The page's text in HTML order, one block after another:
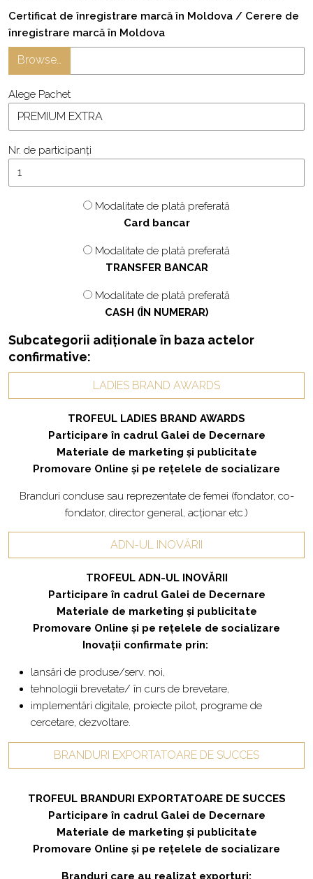
Certificat de înregistrare marcă în Moldova / Cerere de
înregistrare marcă în Moldova
Browse…
Alege Pachet
Nr. de participanți
Modalitate de plată preferată
Card bancar
Modalitate de plată preferată
TRANSFER BANCAR
Modalitate de plată preferată
CASH (ÎN NUMERAR)
Subcategorii adiționale în baza actelor
confirmative:
LADIES BRAND AWARDS
TROFEUL LADIES BRAND AWARDS
Participare în cadrul Galei de Decernare
Materiale de marketing și publicitate
Promovare Online și pe rețelele de socializare
Branduri conduse sau reprezentate de femei (fondator, co-
fondator, director general, acționar etc.)
ADN-UL INOVĂRII
TROFEUL ADN-UL INOVĂRII
Participare în cadrul Galei de Decernare
Materiale de marketing și publicitate
Promovare Online și pe rețelele de socializare
Inovații confirmate prin:
lansări de produse/serv. noi,
tehnologii brevetate/ în curs de brevetare,
implementări digitale, proiecte pilot, programe de
cercetare, dezvoltare.
BRANDURI EXPORTATOARE DE SUCCES
TROFEUL BRANDURI EXPORTATOARE DE SUCCES
Participare în cadrul Galei de Decernare
Materiale de marketing și publicitate
Promovare Online și pe rețelele de socializare
Branduri care au realizat exporturi: